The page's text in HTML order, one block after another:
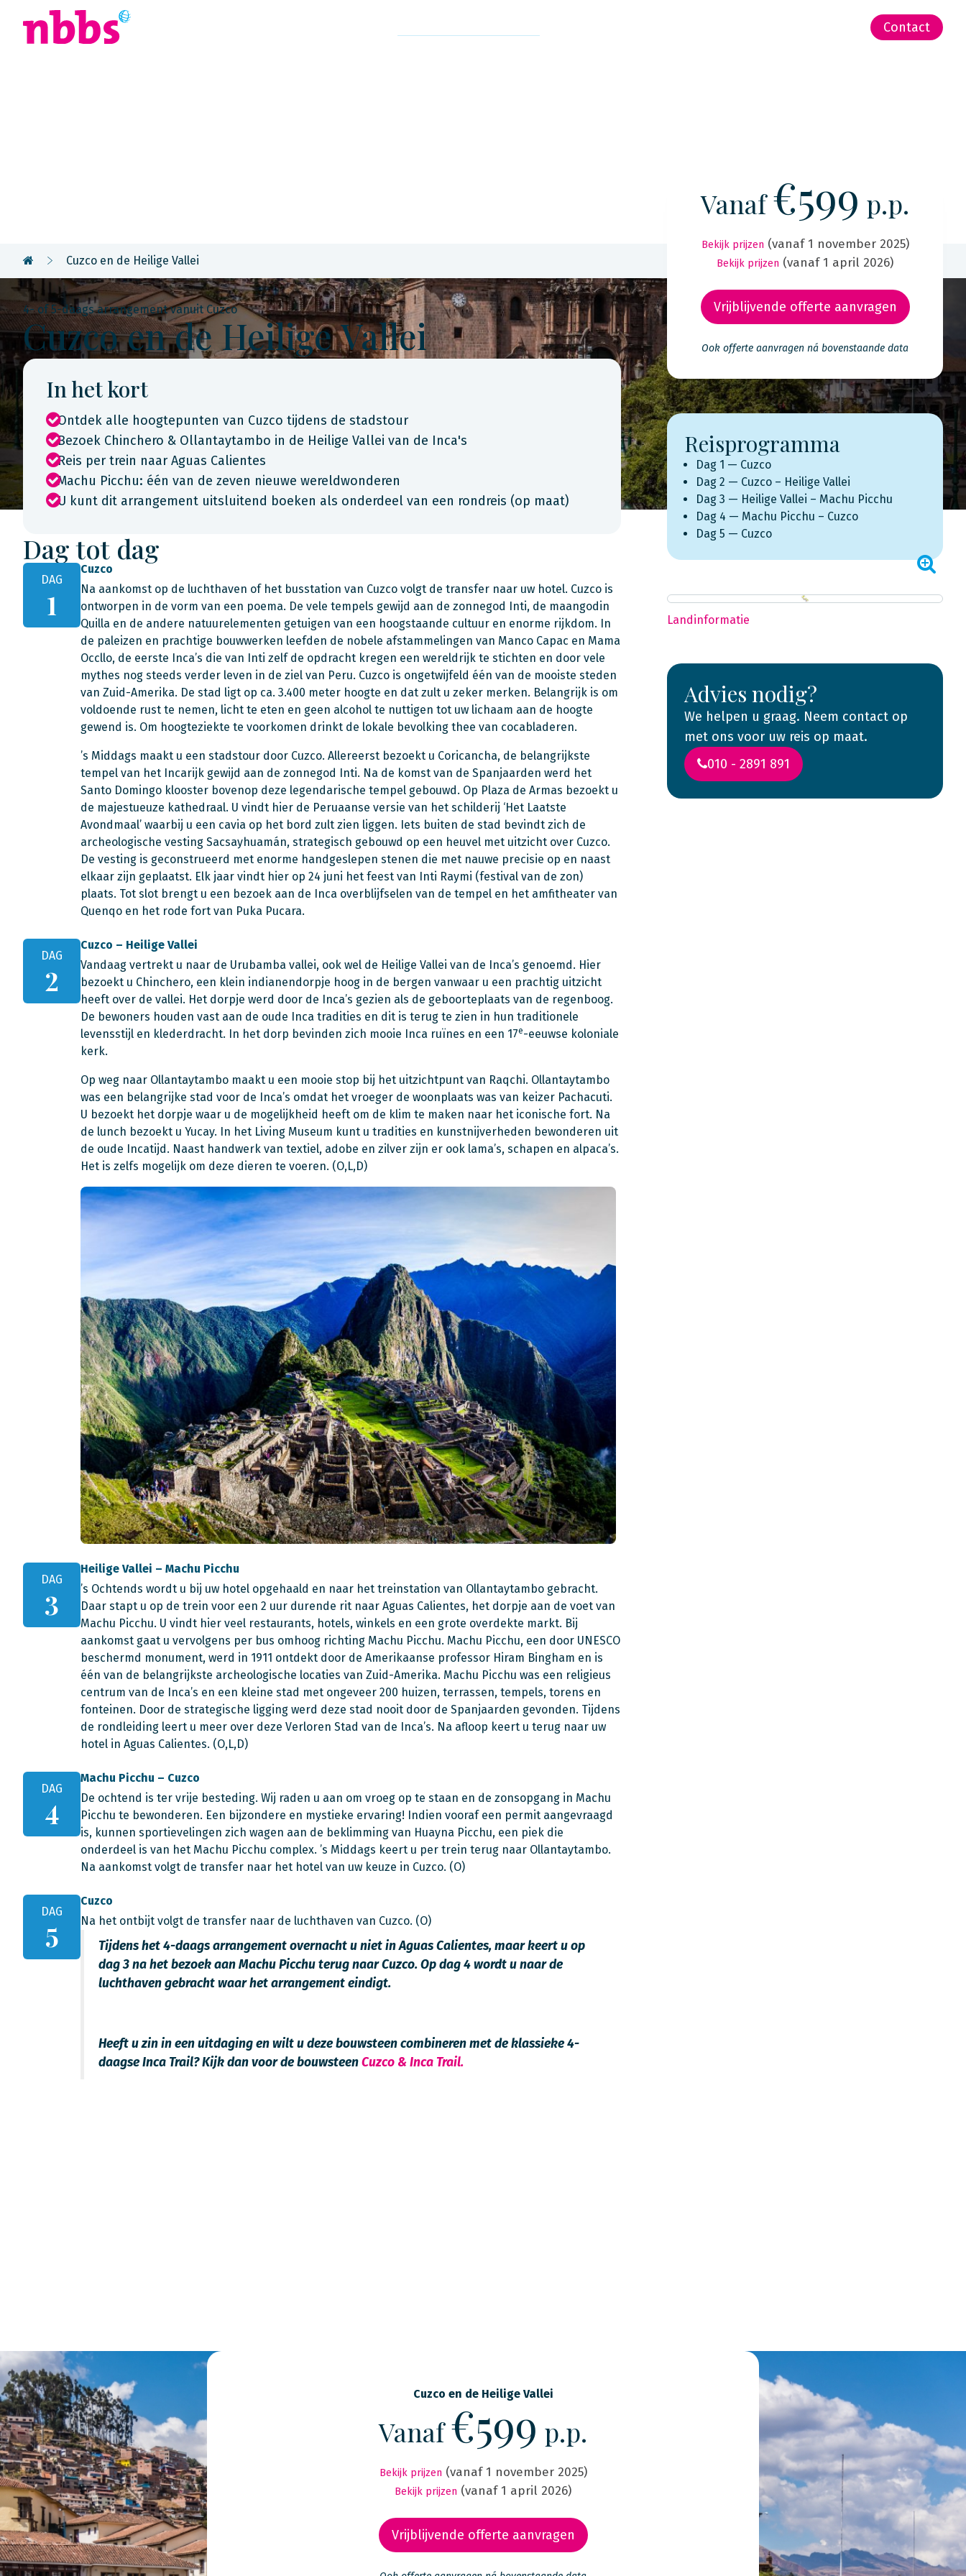
Contact
Cuzco en de Heilige Vallei
4- of 5-daags arrangement vanuit Cuzco
Cuzco en de Heilige Vallei
In het kort
Ontdek alle hoogtepunten van Cuzco tijdens de stadstour
Bezoek Chinchero & Ollantaytambo in de Heilige Vallei van de Inca's
Reis per trein naar Aguas Calientes
Machu Picchu: één van de zeven nieuwe wereldwonderen
U kunt dit arrangement uitsluitend boeken als onderdeel van een rondreis (op maat)
Dag tot dag
DAG
1
Cuzco
Na aankomst op de luchthaven of het busstation van Cuzco volgt de transfer naar uw hotel. Cuzco is
ontworpen in de vorm van een poema. De vele tempels gewijd aan de zonnegod Inti, de maangodin
Quilla en de andere natuurelementen getuigen van een hoogstaande cultuur en enorme rijkdom. In
de paleizen en prachtige bouwwerken leefden de nobele afstammelingen van Manco Capac en Mama
Occllo, de eerste Inca’s die van Inti zelf de opdracht kregen een wereldrijk te stichten en door vele
mythes nog steeds verder leven in de ziel van Peru. Cuzco is ongetwijfeld één van de mooiste steden
van Zuid-Amerika. De stad ligt op ca. 3.400 meter hoogte en dat zult u zeker merken. Belangrijk is om
voldoende rust te nemen, licht te eten en geen alcohol te nuttigen tot uw lichaam aan de hoogte
gewend is. Om hoogteziekte te voorkomen drinkt de lokale bevolking thee van cocabladeren.
’s Middags maakt u een stadstour door Cuzco. Allereerst bezoekt u Coricancha, de belangrijkste
tempel van het Incarijk gewijd aan de zonnegod Inti. Na de komst van de Spanjaarden werd het
Santo Domingo klooster bovenop deze legendarische tempel gebouwd. Op Plaza de Armas bezoekt u
de majestueuze kathedraal. U vindt hier de Peruaanse versie van het schilderij ‘Het Laatste
Avondmaal’ waarbij u een cavia op het bord zult zien liggen. Iets buiten de stad bevindt zich de
archeologische vesting Sacsayhuamán, strategisch gebouwd op een heuvel met uitzicht over Cuzco.
De vesting is geconstrueerd met enorme handgeslepen stenen die met nauwe precisie op en naast
elkaar zijn geplaatst. Elk jaar vindt hier op 24 juni het feest van Inti Raymi (festival van de zon)
plaats. Tot slot brengt u een bezoek aan de Inca overblijfselen van de tempel en het amfitheater van
Quenqo en het rode fort van Puka Pucara.
DAG
2
Cuzco – Heilige Vallei
Vandaag vertrekt u naar de Urubamba vallei, ook wel de Heilige Vallei van de Inca’s genoemd. Hier
bezoekt u Chinchero, een klein indianendorpje hoog in de bergen vanwaar u een prachtig uitzicht
heeft over de vallei. Het dorpje werd door de Inca’s gezien als de geboorteplaats van de regenboog.
De bewoners houden vast aan de oude Inca tradities en dit is terug te zien in hun traditionele
levensstijl en klederdracht. In het dorp bevinden zich mooie Inca ruïnes en een 17e-eeuwse koloniale
kerk.
Op weg naar Ollantaytambo maakt u een mooie stop bij het uitzichtpunt van Raqchi. Ollantaytambo
was een belangrijke stad voor de Inca’s omdat het vroeger de woonplaats was van keizer Pachacuti.
U bezoekt het dorpje waar u de mogelijkheid heeft om de klim te maken naar het iconische fort. Na
de lunch bezoekt u Yucay. In het Living Museum kunt u tradities en kunstnijverheden bewonderen uit
de oude Incatijd. Naast handwerk van textiel, adobe en zilver zijn er ook lama’s, schapen en alpaca’s.
Het is zelfs mogelijk om deze dieren te voeren. (O,L,D)
DAG
3
Heilige Vallei – Machu Picchu
’s Ochtends wordt u bij uw hotel opgehaald en naar het treinstation van Ollantaytambo gebracht.
Daar stapt u op de trein voor een 2 uur durende rit naar Aguas Calientes, het dorpje aan de voet van
Machu Picchu. U vindt hier veel restaurants, hotels, winkels en een grote overdekte markt. Bij
aankomst gaat u vervolgens per bus omhoog richting Machu Picchu. Machu Picchu, een door UNESCO
beschermd monument, werd in 1911 ontdekt door de Amerikaanse professor Hiram Bingham en is
één van de belangrijkste archeologische locaties van Zuid-Amerika. Machu Picchu was een religieus
centrum van de Inca’s en een kleine stad met ongeveer 200 huizen, terrassen, tempels, torens en
fonteinen. Door de strategische ligging werd deze stad nooit door de Spanjaarden gevonden. Tijdens
de rondleiding leert u meer over deze Verloren Stad van de Inca’s. Na afloop keert u terug naar uw
hotel in Aguas Calientes. (O,L,D)
DAG
4
Machu Picchu – Cuzco
De ochtend is ter vrije besteding. Wij raden u aan om vroeg op te staan en de zonsopgang in Machu
Picchu te bewonderen. Een bijzondere en mystieke ervaring! Indien vooraf een permit aangevraagd
is, kunnen sportievelingen zich wagen aan de beklimming van Huayna Picchu, een piek die
onderdeel is van het Machu Picchu complex. ’s Middags keert u per trein terug naar Ollantaytambo.
Na aankomst volgt de transfer naar het hotel van uw keuze in Cuzco. (O)
DAG
5
Cuzco
Na het ontbijt volgt de transfer naar de luchthaven van Cuzco. (O)
Tijdens het 4-daags arrangement overnacht u niet in Aguas Calientes, maar keert u op
dag 3 na het bezoek aan Machu Picchu terug naar Cuzco. Op dag 4 wordt u naar de
luchthaven gebracht waar het arrangement eindigt.
Heeft u zin in een uitdaging en wilt u deze bouwsteen combineren met de klassieke 4-
daagse Inca Trail? Kijk dan voor de bouwsteenCuzco & Inca Trail.
Vanaf€599 p.p.
Bekijk prijzen (vanaf 1 november 2025)
Bekijk prijzen (vanaf 1 april 2026)
Vrijblijvende offerte aanvragen
Ook offerte aanvragen ná bovenstaande data
Reisprogramma
Dag 1 — Cuzco
Dag 2 — Cuzco – Heilige Vallei
Dag 3 — Heilige Vallei – Machu Picchu
Dag 4 — Machu Picchu – Cuzco
Dag 5 — Cuzco
Landinformatie
Advies nodig?
We helpen u graag. Neem contact op
met ons voor uw reis op maat.
010 - 2891 891
Cuzco en de Heilige Vallei
Vanaf€599 p.p.
Bekijk prijzen (vanaf 1 november 2025)
Bekijk prijzen (vanaf 1 april 2026)
Vrijblijvende offerte aanvragen